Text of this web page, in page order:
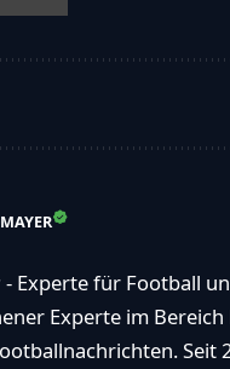
- Experte für Football
Experte im
Seit